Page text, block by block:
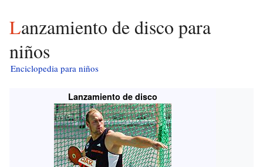
Lanzamiento de disco para
niños
Enciclopedia para niños
Lanzamiento de disco